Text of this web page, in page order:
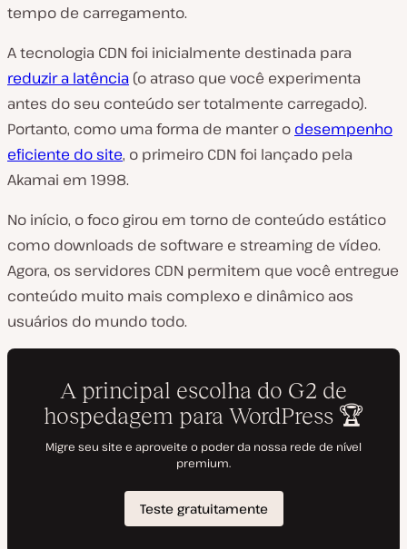
tempo de carregamento.
A tecnologia CDN foi inicialmente destinada para
reduzir a latência (o atraso que você experimenta
antes do seu conteúdo ser totalmente carregado).
Portanto, como uma forma de manter o desempenho
eficiente do site, o primeiro CDN foi lançado pela
Akamai em 1998.
No início, o foco girou em torno de conteúdo estático
como downloads de software e streaming de vídeo.
Agora, os servidores CDN permitem que você entregue
conteúdo muito mais complexo e dinâmico aos
usuários do mundo todo.